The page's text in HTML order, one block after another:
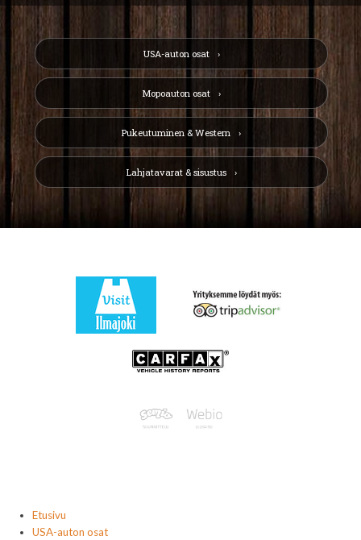
USA-auton osat
Mopoauton osat
Pukeutuminen & Western
Lahjatavarat & sisustus
Etusivu
USA-auton osat